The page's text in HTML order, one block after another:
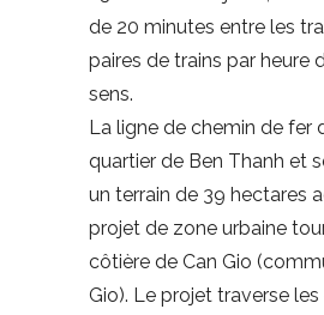
de 20 minutes entre les
paires de trains par heure
sens.
La ligne de chemin de fer
quartier de Ben Thanh et
un terrain de 39 hectares
projet de zone urbaine
côtière de Can Gio
Gio). Le projet traverse